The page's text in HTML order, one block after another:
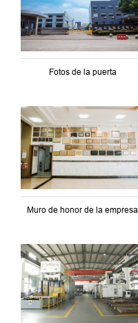
Fotos de la puerta
Muro de honor de la empresa